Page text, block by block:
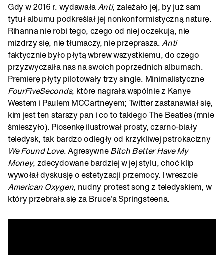
Gdy w 2016 r. wydawałaAnti, zależało jej, by już sam
tytuł albumu podkreślał jej nonkonformistyczną naturę.
Rihanna nie robi tego, czego od niej oczekują, nie
mizdrzy się, nie tłumaczy, nie przeprasza.Anti
faktycznie było płytą wbrew wszystkiemu, do czego
przyzwyczaiła nas na swoich poprzednich albumach.
Premierę płyty pilotowały trzy single. Minimalistyczne
FourFiveSeconds, które nagrała wspólnie z Kanye
Westem i Paulem MCCartneyem; Twitter zastanawiał się,
kim jest ten starszy pan i co to takiego The Beatles (mnie
śmieszyło). Piosenkę ilustrował prosty, czarno-biały
teledysk, tak bardzo odległy od krzykliwej pstrokacizny
We Found Love. AgresywneBitch Better Have My
Money, zdecydowane bardziej w jej stylu, choć klip
wywołał dyskusję o estetyzacji przemocy. I wreszcie
American Oxygen, nudny protest song z teledyskiem, w
który przebrała się za Bruce’a Springsteena.